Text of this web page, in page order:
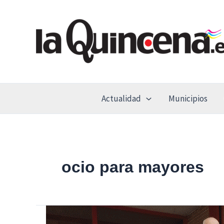
Actualidad Municipios
ocio para mayores
Vuelve